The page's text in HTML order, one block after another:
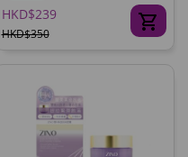
HKD$239
HKD$350